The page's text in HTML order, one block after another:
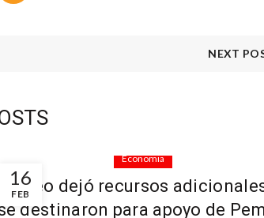
NEXT
16
FEB
Economia
dejó recursos
destinaron para apoyo de